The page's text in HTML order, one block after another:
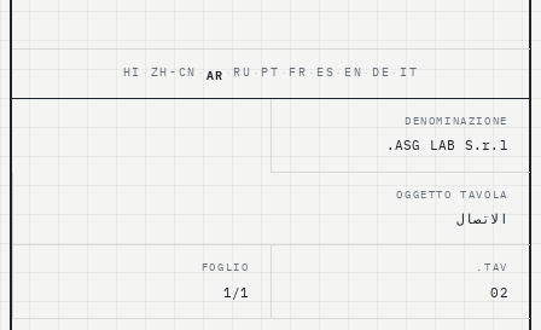
IT
·
DE
·
EN
·
ES
·
FR
·
PT
·
RU
·
AR
·
ZH-CN
·
HI
DENOMINAZIONE
ASG LAB S.r.l.
OGGETTO TAVOLA
الاتصال
TAV.
02
FOGLIO
1/1